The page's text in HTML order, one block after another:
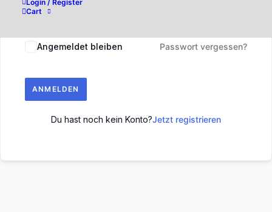
Login / Register
Cart
Angemeldet bleiben Passwort vergessen?
ANMELDEN
Du hast noch kein Konto?Jetzt registrieren